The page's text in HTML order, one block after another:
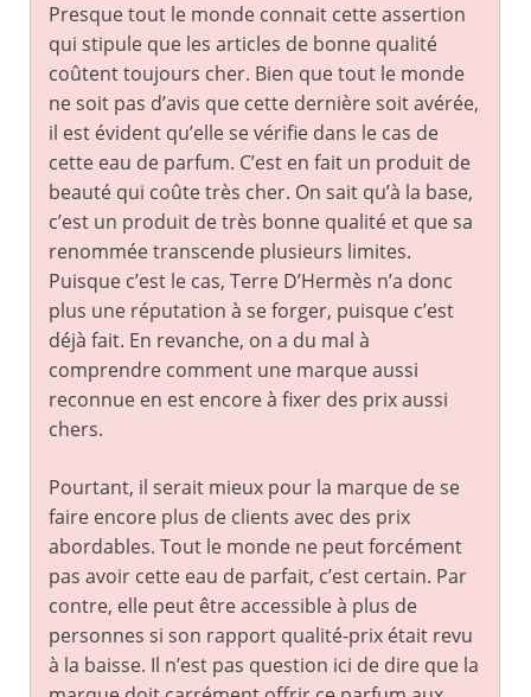
Presque tout le monde connait cette assertion
qui stipule que les articles de bonne qualité
coûtent toujours cher. Bien que tout le monde
ne soit pas d’avis que cette dernière soit avérée,
il est évident qu’elle se vérifie dans le cas de
cette eau de parfum. C’est en fait un produit de
beauté qui coûte très cher. On sait qu’à la base,
c’est un produit de très bonne qualité et que sa
renommée transcende plusieurs limites.
Puisque c’est le cas, Terre D’Hermès n’a donc
plus une réputation à se forger, puisque c’est
déjà fait. En revanche, on a du mal à
comprendre comment une marque aussi
reconnue en est encore à fixer des prix aussi
chers.
Pourtant, il serait mieux pour la marque de se
faire encore plus de clients avec des prix
abordables. Tout le monde ne peut forcément
pas avoir cette eau de parfait, c’est certain. Par
contre, elle peut être accessible à plus de
personnes si son rapport qualité-prix était revu
à la baisse. Il n’est pas question ici de dire que la